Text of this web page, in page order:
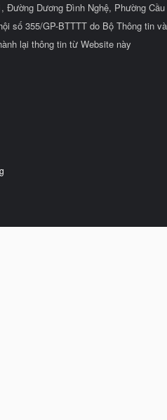
Đường Dương Đình Nghệ, Phường
số 355/GP-BTTTT do Bộ Thông tin
lại thông tin từ Website này